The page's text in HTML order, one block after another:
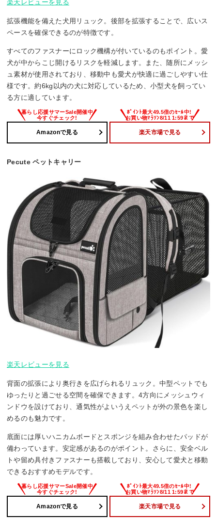
楽天レビューを見る
拡張機能を備えた犬用リュック。後部を拡張することで、広いス
ペースを確保できるのが特徴です。
すべてのファスナーにロック機構が付いているのもポイント。愛
犬が中からこじ開けるリスクを軽減します。また、随所にメッシ
ュ素材が使用されており、移動中も愛犬が快適に過ごしやすい仕
様です。約6kg以内の犬に対応しているため、小型犬を飼ってい
る方に適しています。
Amazonで見る 楽天市場で見る
Pecute ペットキャリー
楽天レビューを見る
背面の拡張により奥行きを広げられるリュック。中型ペットでも
ゆったりと過ごせる空間を確保できます。4方向にメッシュウィ
ンドウを設けており、通気性がよいうえペットが外の景色を楽し
めるのも魅力です。
底面には厚いハニカムボードとスポンジを組み合わせたパッドが
備わっています。安定感があるのがポイント。さらに、安全ベル
トや留め具付きファスナーも搭載しており、安心して愛犬と移動
できるおすすめモデルです。
Amazonで見る 楽天市場で見る